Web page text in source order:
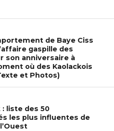
de Baye Ciss
gaspille des
son anniversaire à
où des Kaolackois
et Photos)
liste des 50
les plus influentes de